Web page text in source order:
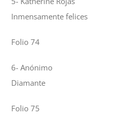
Inmensamente felices
Folio 74
6- Anónimo
Diamante
Folio 75